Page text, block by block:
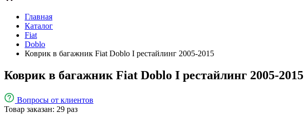
Главная
Каталог
Fiat
Doblo
Коврик в багажник Fiat Doblo I рестайлинг 2005-2015
Коврик в багажник Fiat Doblo I рестайлинг 2005-2015
Вопросы от клиентов
Товар заказан: 29 раз